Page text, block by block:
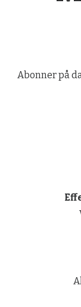
Abonner på